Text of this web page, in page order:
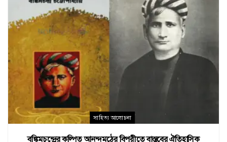
সাহিত্য আলোচনা
বঙ্কিমচন্দ্রের কল্পিত আনন্দমঠের বিপরীতে বাস্তবের ঐতিহাসিক